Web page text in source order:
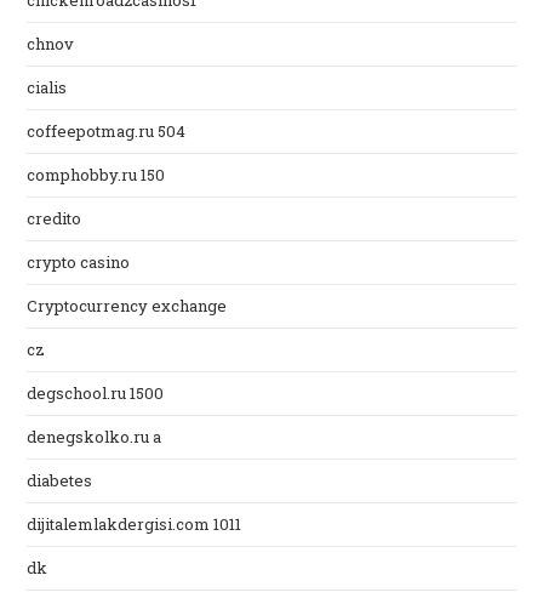
chnov
cialis
coffeepotmag.ru 504
comphobby.ru 150
credito
crypto casino
Cryptocurrency exchange
cz
degschool.ru 1500
denegskolko.ru a
diabetes
dijitalemlakdergisi.com 1011
dk